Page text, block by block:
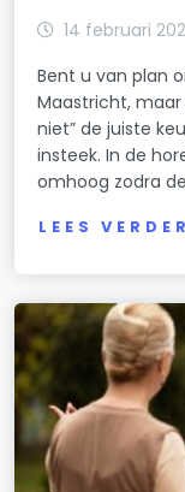
14 februari
Bent u van plan
Maastricht,
niet” de juiste
insteek. In de
omhoog zodra
LEES VERDER